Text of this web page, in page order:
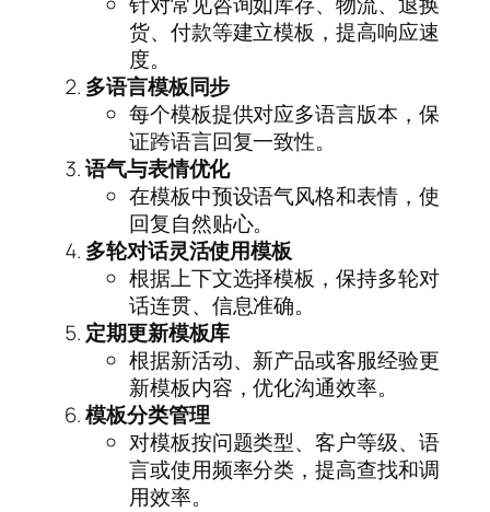
货、付款等建立模板，提高响应速
度。
多语言模板同步
每个模板提供对应多语言版本，保
证跨语言回复一致性。
语气与表情优化
在模板中预设语气风格和表情，使
回复自然贴心。
多轮对话灵活使用模板
根据上下文选择模板，保持多轮对
话连贯、信息准确。
定期更新模板库
根据新活动、新产品或客服经验更
新模板内容，优化沟通效率。
模板分类管理
对模板按问题类型、客户等级、语
言或使用频率分类，提高查找和调
用效率。